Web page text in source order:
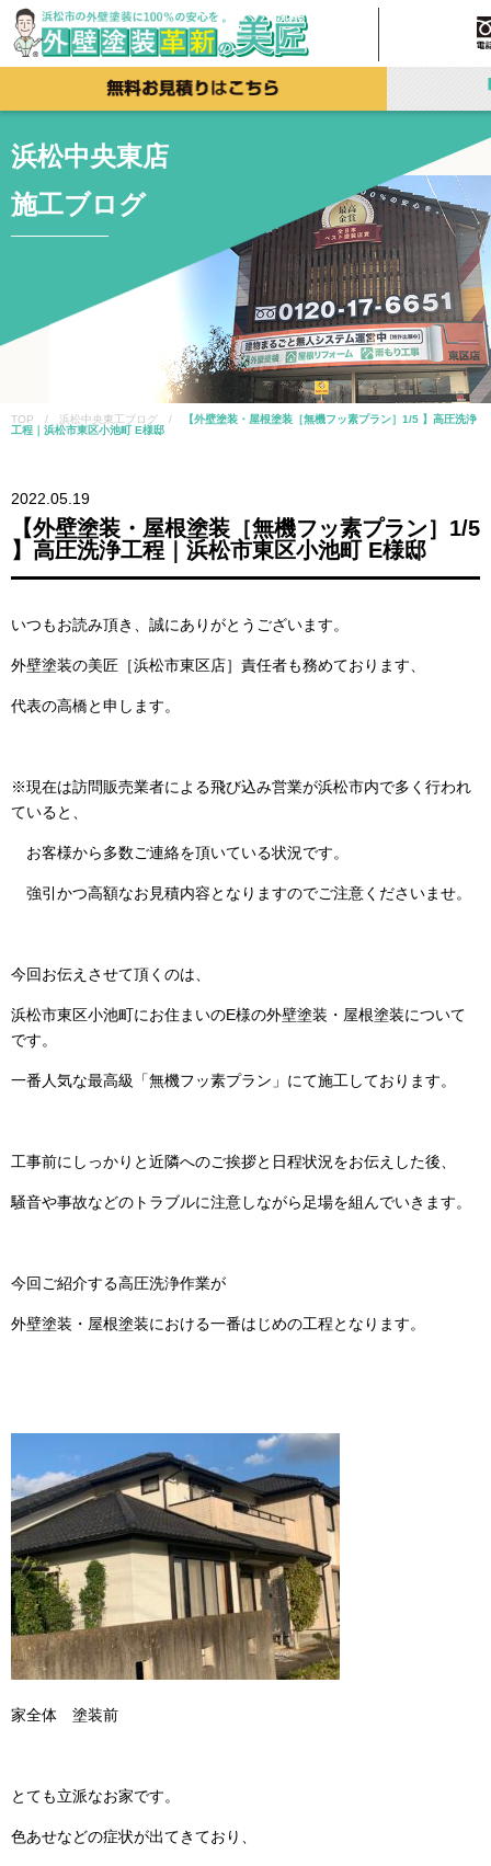
浜松中央東店
施工ブログ
TOP / 浜松中央東工ブログ /
【外壁塗装・屋根塗装［無機フッ素プラン］1/5 】高圧洗浄
工程｜浜松市東区小池町 E様邸
2022.05.19
【外壁塗装・屋根塗装［無機フッ素プラン］1/5
】高圧洗浄工程｜浜松市東区小池町 E様邸
いつもお読み頂き、誠にありがとうございます。
外壁塗装の美匠［浜松市東区店］責任者も務めております、
代表の高橋と申します。
※現在は訪問販売業者による飛び込み営業が浜松市内で多く行われ
ていると、
お客様から多数ご連絡を頂いている状況です。
強引かつ高額なお見積内容となりますのでご注意くださいませ。
今回お伝えさせて頂くのは、
浜松市東区小池町にお住まいのE様の外壁塗装・屋根塗装について
です。
一番人気な最高級「無機フッ素プラン」にて施工しております。
工事前にしっかりと近隣へのご挨拶と日程状況をお伝えした後、
騒音や事故などのトラブルに注意しながら足場を組んでいきます。
今回ご紹介する高圧洗浄作業が
外壁塗装・屋根塗装における一番はじめの工程となります。
家全体 塗装前
とても立派なお家です。
色あせなどの症状が出てきており、